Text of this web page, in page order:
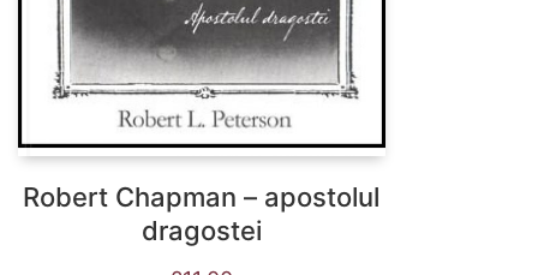
Robert Chapman – apostolul
dragostei